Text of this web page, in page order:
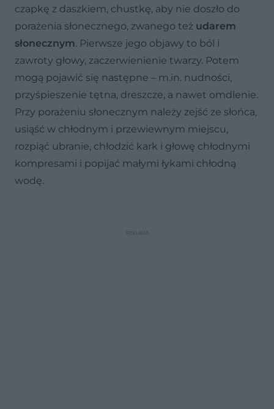
czapkę z daszkiem, chustkę, aby nie doszło do
porażenia słonecznego, zwanego też udarem
słonecznym. Pierwsze jego objawy to ból i
zawroty głowy, zaczerwienienie twarzy. Potem
mogą pojawić się następne – m.in. nudności,
przyśpieszenie tętna, dreszcze, a nawet omdlenie.
Przy porażeniu słonecznym należy zejść ze słońca,
usiąść w chłodnym i przewiewnym miejscu,
rozpiąć ubranie, chłodzić kark i głowę chłodnymi
kompresami i popijać małymi łykami chłodną
wodę.